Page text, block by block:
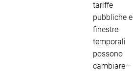
tariffe
pubbliche e
finestre
temporali
possono
cambiare—